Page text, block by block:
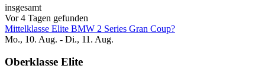
insgesamt
Vor 4 Tagen gefunden
Mittelklasse Elite BMW 2 Series Gran Coup?
Mo., 10. Aug. - Di., 11. Aug.
Oberklasse Elite